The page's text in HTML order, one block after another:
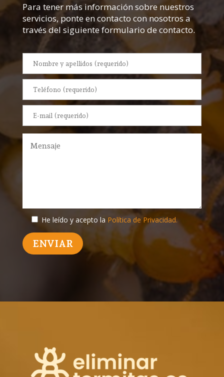
Para tener más información sobre nuestros
servicios, ponte en contacto con nosotros a
través del siguiente formulario de contacto.
He leído y acepto la Política de Privacidad.